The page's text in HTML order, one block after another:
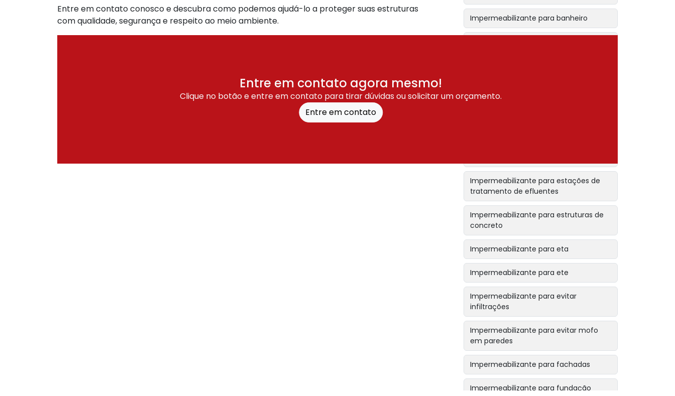
Entre em contato conosco e descubra como podemos ajudá-lo a proteger suas estruturas
com qualidade, segurança e respeito ao meio ambiente.
Entre em contato agora mesmo!
Clique no botão e entre em contato para tirar dúvidas ou solicitar um orçamento.
Entre em contato
Impermeabilizante para banheiro
Impermeabilizante para cobertura de
Impermeabilizante para estações de
tratamento de efluentes
Impermeabilizante para estruturas de
concreto
Impermeabilizante para eta
Impermeabilizante para ete
Impermeabilizante para evitar
infiltrações
Impermeabilizante para evitar mofo
em paredes
Impermeabilizante para fachadas
Impermeabilizante para fundação